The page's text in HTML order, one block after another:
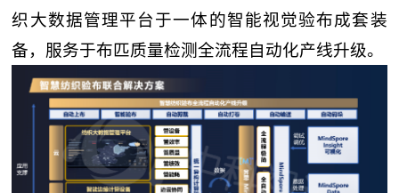
织大数据管理平台于一体的智能视觉验布成套装
备，服务于布匹质量检测全流程自动化产线升级。